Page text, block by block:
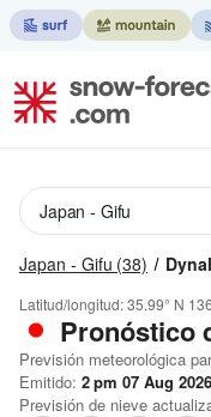
Japan - Gifu (38)
Latitud/longitud:35.99° N
Pronóstico
Previsión meteorológica
Emitido: 2 pm 07 Aug 2026
Previsión de nieve